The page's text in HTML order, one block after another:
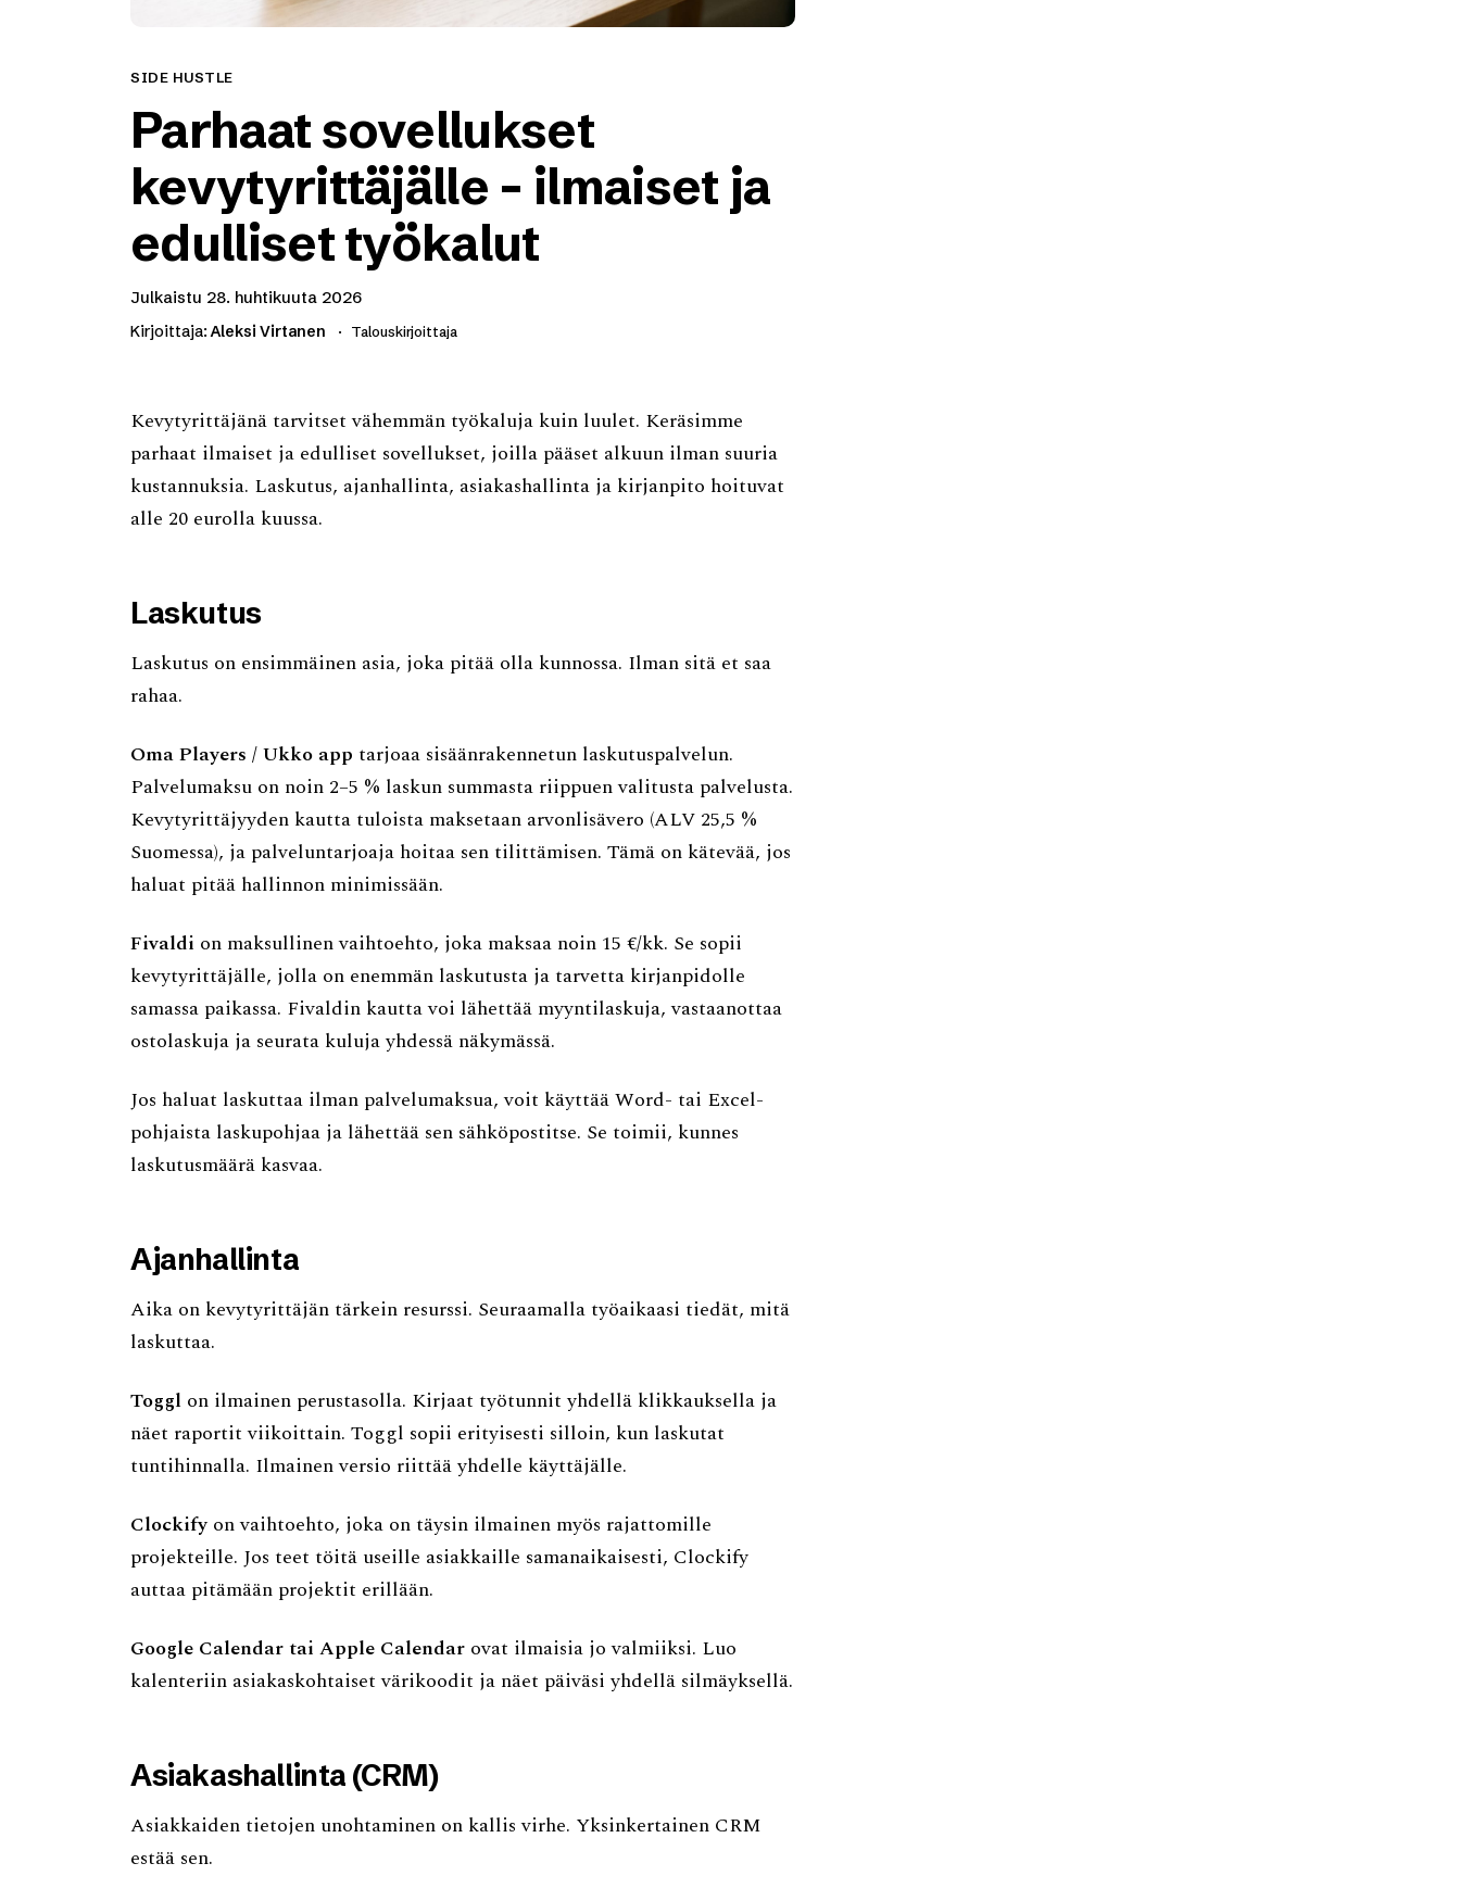
SIDE HUSTLE
Parhaat sovellukset
kevytyrittäjälle – ilmaiset ja
edulliset työkalut
Julkaistu 28. huhtikuuta 2026
Kirjoittaja:Aleksi Virtanen Talouskirjoittaja
Kevytyrittäjänä tarvitset vähemmän työkaluja kuin luulet. Keräsimme
parhaat ilmaiset ja edulliset sovellukset, joilla pääset alkuun ilman suuria
kustannuksia. Laskutus, ajanhallinta, asiakashallinta ja kirjanpito hoituvat
alle 20 eurolla kuussa.
Laskutus
Laskutus on ensimmäinen asia, joka pitää olla kunnossa. Ilman sitä et saa
rahaa.
Oma Players / Ukko app tarjoaa sisäänrakennetun laskutuspalvelun.
Palvelumaksu on noin 2–5 % laskun summasta riippuen valitusta palvelusta.
Kevytyrittäjyyden kautta tuloista maksetaan arvonlisävero (ALV 25,5 %
Suomessa), ja palveluntarjoaja hoitaa sen tilittämisen. Tämä on kätevää, jos
haluat pitää hallinnon minimissään.
Fivaldi on maksullinen vaihtoehto, joka maksaa noin 15 €/kk. Se sopii
kevytyrittäjälle, jolla on enemmän laskutusta ja tarvetta kirjanpidolle
samassa paikassa. Fivaldin kautta voi lähettää myyntilaskuja, vastaanottaa
ostolaskuja ja seurata kuluja yhdessä näkymässä.
Jos haluat laskuttaa ilman palvelumaksua, voit käyttää Word- tai Excel-
pohjaista laskupohjaa ja lähettää sen sähköpostitse. Se toimii, kunnes
laskutusmäärä kasvaa.
Ajanhallinta
Aika on kevytyrittäjän tärkein resurssi. Seuraamalla työaikaasi tiedät, mitä
laskuttaa.
Toggl on ilmainen perustasolla. Kirjaat työtunnit yhdellä klikkauksella ja
näet raportit viikoittain. Toggl sopii erityisesti silloin, kun laskutat
tuntihinnalla. Ilmainen versio riittää yhdelle käyttäjälle.
Clockify on vaihtoehto, joka on täysin ilmainen myös rajattomille
projekteille. Jos teet töitä useille asiakkaille samanaikaisesti, Clockify
auttaa pitämään projektit erillään.
Google Calendar tai Apple Calendar ovat ilmaisia jo valmiiksi. Luo
kalenteriin asiakaskohtaiset värikoodit ja näet päiväsi yhdellä silmäyksellä.
Asiakashallinta (CRM)
Asiakkaiden tietojen unohtaminen on kallis virhe. Yksinkertainen CRM
estää sen.